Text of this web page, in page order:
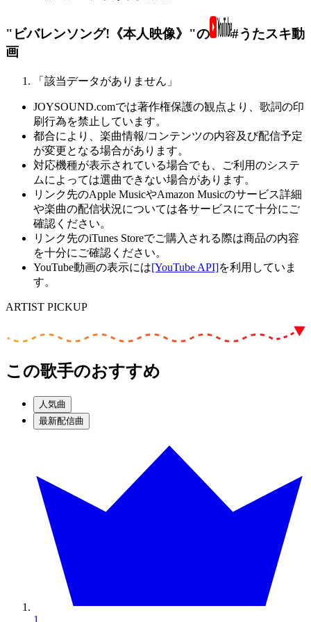
"ビバレンソング!《本人映像》"の
#うたスキ動
画
「該当データがありません」
JOYSOUND.comでは著作権保護の観点より、歌詞の印
刷行為を禁止しています。
都合により、楽曲情報/コンテンツの内容及び配信予定
が変更となる場合があります。
対応機種が表示されている場合でも、ご利用のシステ
ムによっては選曲できない場合があります。
リンク先のApple MusicやAmazon Musicのサービス詳細
や楽曲の配信状況については各サービスにて十分にご
確認ください。
リンク先のiTunes Storeでご購入される際は商品の内容
を十分にご確認ください。
YouTube動画の表示には[YouTube API]を利用していま
す。
ARTIST PICKUP
この歌手のおすすめ
人気曲
最新配信曲
1